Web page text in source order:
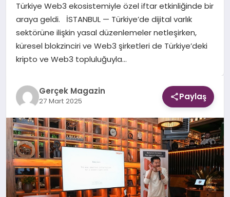
DÜNYA
Türkiye Web3 ekosistemiyle özel iftar etkinliğinde bir
araya geldi. İSTANBUL — Türkiye’de dijital varlık
sektörüne ilişkin yasal düzenlemeler netleşirken,
küresel blokzinciri ve Web3 şirketleri de Türkiye’deki
kripto ve Web3 topluluğuyla…
Gerçek Magazin
27 Mart 2025 Paylaş